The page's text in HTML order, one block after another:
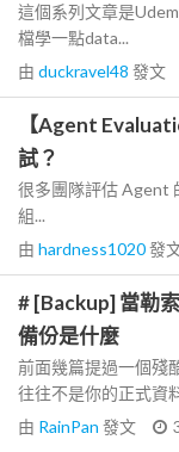
這個系列文章是
檔學一點data...
由 duckravel48 發文
【Agent
試？
很多團隊評估 Agent
組...
由 hardness1020發
# [Backup] 當勒
備份是什麼
前面幾篇提過一個殘
往往不是你的正式資
由 RainPan 發文